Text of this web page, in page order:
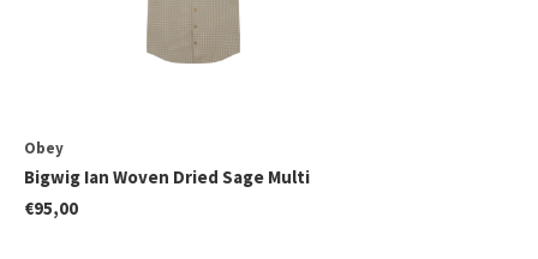
Obey
Bigwig Ian Woven Dried Sage Multi
€95,00